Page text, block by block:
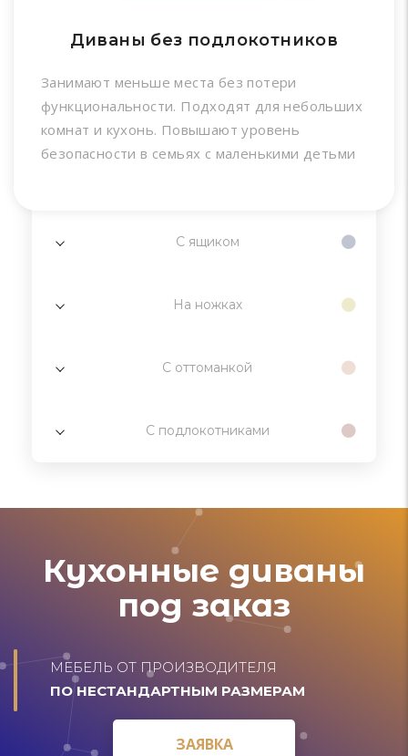
Диваны без подлокотников
Занимают меньше места без потери
функциональности. Подходят для небольших
комнат и кухонь. Повышают уровень
безопасности в семьях с маленькими детьми
С ящиком
На ножках
С оттоманкой
С подлокотниками
Кухонные диваны
под заказ
МЕБЕЛЬ ОТ ПРОИЗВОДИТЕЛЯ
ПО НЕСТАНДАРТНЫМ РАЗМЕРАМ
ЗАЯВКА
ЗАЯВКА